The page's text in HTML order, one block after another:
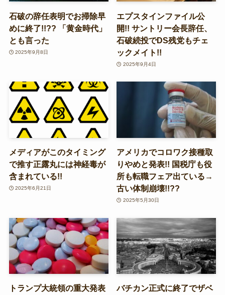
石破の辞任表明でお掃除早
めに終了!!?? 「黄金時代」
とも言った
2025年9月8日
エプスタインファイル公
開!! サントリー会長辞任、
石破続投でDS残党もチェ
ックメイト!!
2025年9月4日
メディアがこのタイミング
で推す正露丸には神経毒が
含まれている!!
2025年6月21日
アメリカでコロワク接種取
りやめと発表!! 国税庁も役
所も転職フェア出ている→
古い体制崩壊!!??
2025年5月30日
トランプ大統領の重大発表
バチカン正式に終了でザベ